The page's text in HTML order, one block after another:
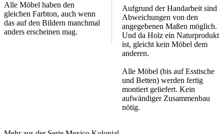
Alle Möbel haben den
gleichen Farbton, auch wenn
das auf den Bildern manchmal
anders erscheinen mag.
Aufgrund der Handarbeit sind
Abweichungen von den
angegebenen Maßen möglich.
Und da Holz ein Naturprodukt
ist, gleicht kein Möbel dem
anderen.
Alle Möbel (bis auf Esstische
und Betten) werden fertig
montiert geliefert. Kein
aufwändiger Zusammenbau
nötig.